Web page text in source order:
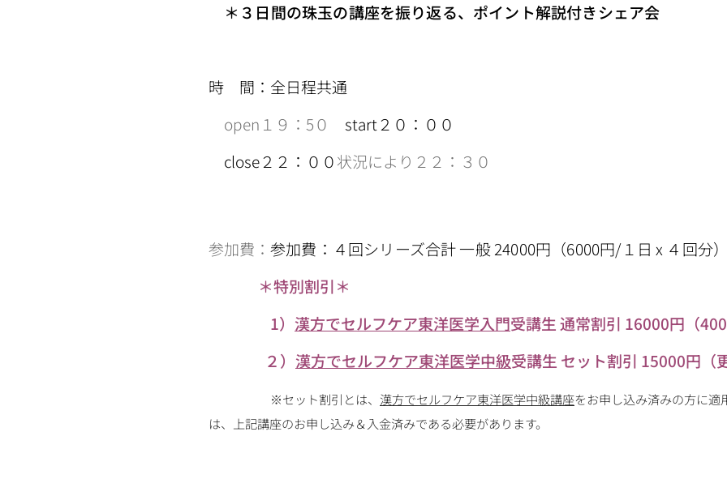
＊３日間の珠玉の講座を振り返る、ポイント解説付きシェア会
時 間：全日程共通
open１９：5０ start２０：００
close２２：００状況により２２：３０
参加費： 参加費： ４回シリーズ合計 一般 24000円（6000円/１日 x ４回分）
＊特別割引＊
1） 漢方でセルフケア東洋医学入門受講生 通常割引 16000円（
２） 漢方でセルフケア東洋医学中級受講生 セット割引 15000円（
※セット割引とは、 漢方でセルフケア東洋医学中級講座をお申し込み済みの方に適
は、上記講座のお申し込み＆入金済みである必要があります。